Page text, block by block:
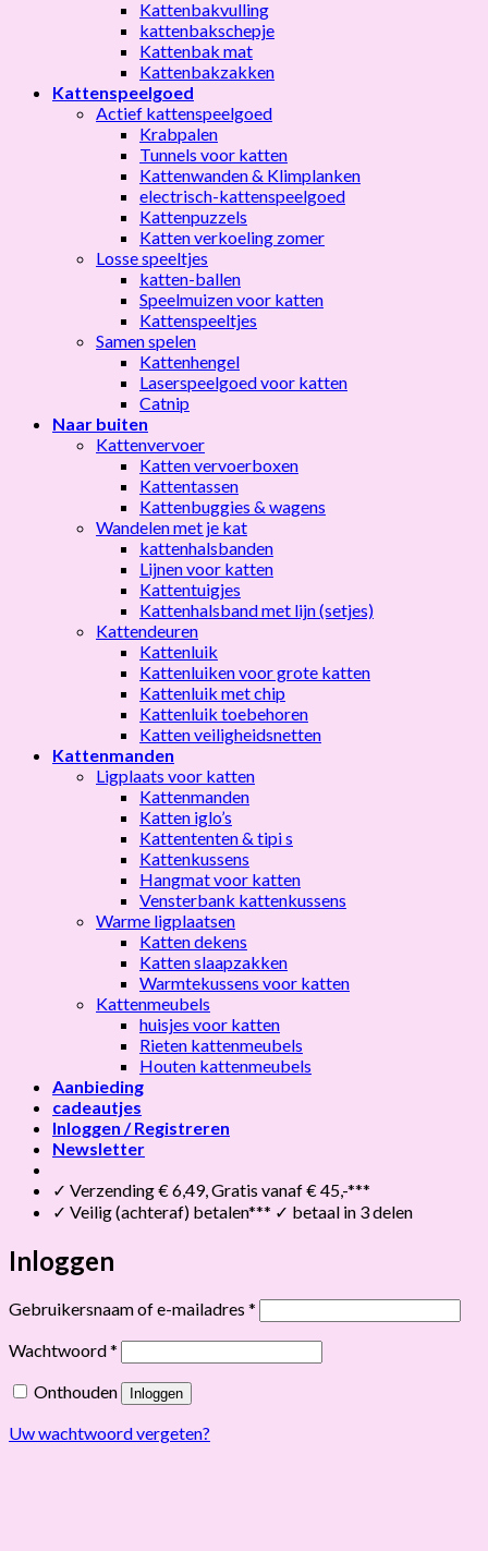
Kattenbakvulling
kattenbakschepje
Kattenbak mat
Kattenbakzakken
Kattenspeelgoed
Actief kattenspeelgoed
Krabpalen
Tunnels voor katten
Kattenwanden & Klimplanken
electrisch-kattenspeelgoed
Kattenpuzzels
Katten verkoeling zomer
Losse speeltjes
katten-ballen
Speelmuizen voor katten
Kattenspeeltjes
Samen spelen
Kattenhengel
Laserspeelgoed voor katten
Catnip
Naar buiten
Kattenvervoer
Katten vervoerboxen
Kattentassen
Kattenbuggies & wagens
Wandelen met je kat
kattenhalsbanden
Lijnen voor katten
Kattentuigjes
Kattenhalsband met lijn (setjes)
Kattendeuren
Kattenluik
Kattenluiken voor grote katten
Kattenluik met chip
Kattenluik toebehoren
Katten veiligheidsnetten
Kattenmanden
Ligplaats voor katten
Kattenmanden
Katten iglo’s
Kattententen & tipi s
Kattenkussens
Hangmat voor katten
Vensterbank kattenkussens
Warme ligplaatsen
Katten dekens
Katten slaapzakken
Warmtekussens voor katten
Kattenmeubels
huisjes voor katten
Rieten kattenmeubels
Houten kattenmeubels
Aanbieding
cadeautjes
Inloggen / Registreren
Newsletter
✓ Verzending € 6,49, Gratis vanaf € 45,-***
✓ Veilig (achteraf) betalen*** ✓ betaal in 3 delen
Inloggen
Gebruikersnaam of e-mailadres * Vereist
Wachtwoord* Vereist
Onthouden Inloggen
Uw wachtwoord vergeten?